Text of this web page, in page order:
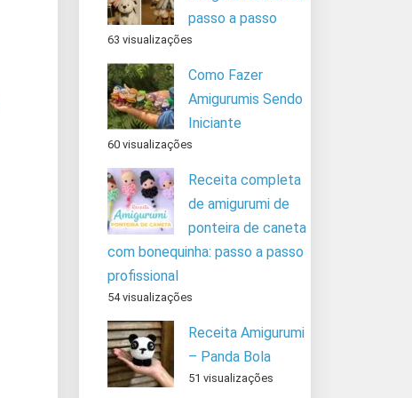
passo a passo
63 visualizações
Como Fazer
Amigurumis Sendo
Iniciante
60 visualizações
Receita completa
de amigurumi de
ponteira de caneta
com bonequinha: passo a passo
profissional
54 visualizações
Receita Amigurumi
– Panda Bola
51 visualizações